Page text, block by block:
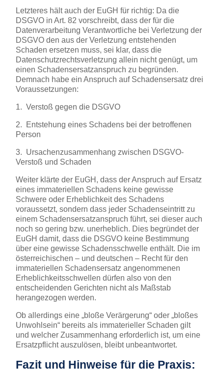
Letzteres hält auch der EuGH für richtig: Da die
DSGVO in Art. 82 vorschreibt, dass der für die
Datenverarbeitung Verantwortliche bei Verletzung der
DSGVO den aus der Verletzung entstehenden
Schaden ersetzen muss, sei klar, dass die
Datenschutzrechtsverletzung allein nicht genügt, um
einen Schadensersatzanspruch zu begründen.
Demnach habe ein Anspruch auf Schadensersatz drei
Voraussetzungen:
1. Verstoß gegen die DSGVO
2. Entstehung eines Schadens bei der betroffenen
Person
3. Ursachenzusammenhang zwischen DSGVO-
Verstoß und Schaden
Weiter klärte der EuGH, dass der Anspruch auf Ersatz
eines immateriellen Schadens keine gewisse
Schwere oder Erheblichkeit des Schadens
voraussetzt, sondern dass jeder Schadenseintritt zu
einem Schadensersatzanspruch führt, sei dieser auch
noch so gering bzw. unerheblich. Dies begründet der
EuGH damit, dass die DSGVO keine Bestimmung
über eine gewisse Schadensschwelle enthält. Die im
österreichischen – und deutschen – Recht für den
immateriellen Schadensersatz angenommenen
Erheblichkeitsschwellen dürfen also von den
entscheidenden Gerichten nicht als Maßstab
herangezogen werden.
Ob allerdings eine „bloße Verärgerung“ oder „bloßes
Unwohlsein“ bereits als immaterieller Schaden gilt
und welcher Zusammenhang erforderlich ist, um eine
Ersatzpflicht auszulösen, bleibt unbeantwortet.
Fazit und Hinweise für die Praxis: